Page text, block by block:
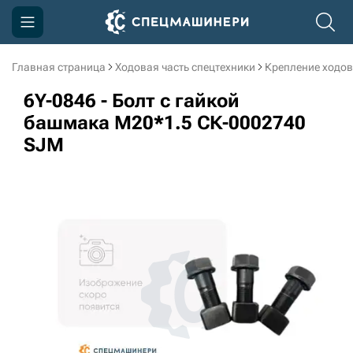
Главная страница Ходовая часть спецтехники Крепление
6Y-0846 - Болт с гайкой
башмака M20*1.5 СК-0002740
SJM
Компания
Акции
Доставка и оплата
3D тур по производству